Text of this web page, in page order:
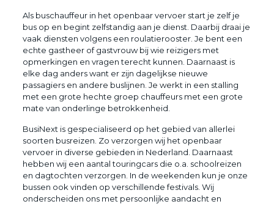
Als buschauffeur in het openbaar vervoer start je zelf je
bus op en begint zelfstandig aan je dienst. Daarbij draai je
vaak diensten volgens een roulatierooster. Je bent een
echte gastheer of gastvrouw bij wie reizigers met
opmerkingen en vragen terecht kunnen. Daarnaast is
elke dag anders want er zijn dagelijkse nieuwe
passagiers en andere buslijnen. Je werkt in een stalling
met een grote hechte groep chauffeurs met een grote
mate van onderlinge betrokkenheid.
BusiNext is gespecialiseerd op het gebied van allerlei
soorten busreizen. Zo verzorgen wij het openbaar
vervoer in diverse gebieden in Nederland. Daarnaast
hebben wij een aantal touringcars die o.a. schoolreizen
en dagtochten verzorgen. In de weekenden kun je onze
bussen ook vinden op verschillende festivals. Wij
onderscheiden ons met persoonlijke aandacht en